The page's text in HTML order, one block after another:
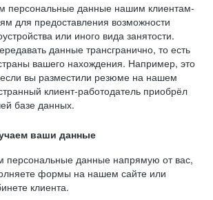
персональные данные нашим клиентам-
для предоставления возможности
или иного вида занятости.
данные трансгранично, то есть
вашего нахождения. Например, это
вы разместили резюме на нашем
клиент-работодатель приобрёл
базе данных.
ваши данные
персональные данные напрямую от вас,
формы на нашем сайте или
клиента.